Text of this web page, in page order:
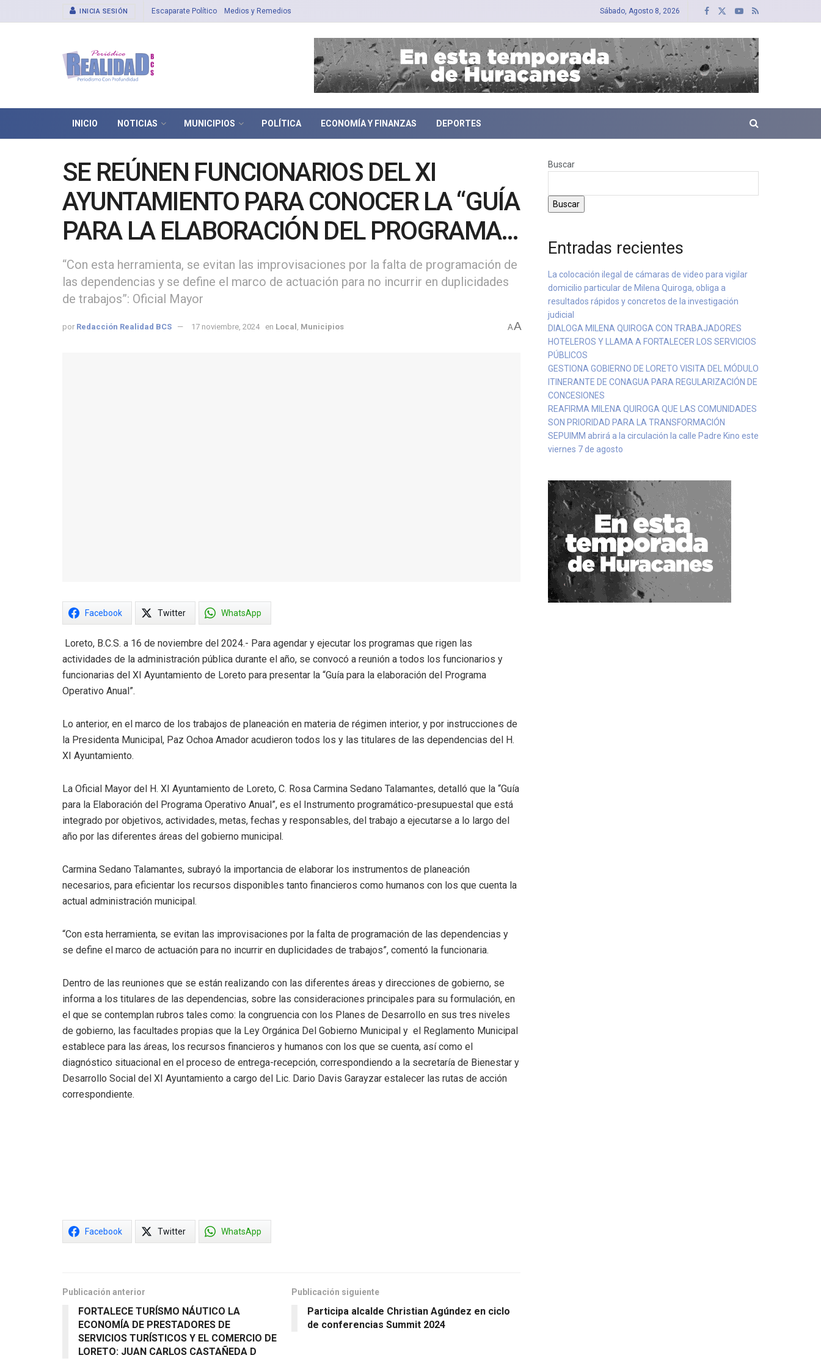
INICIA SESIÓN Escaparate Político Medios y Remedios Sábado, Agosto 8, 2026
INICIO NOTICIAS MUNICIPIOS POLÍTICA ECONOMÍA Y FINANZAS DEPORTES
SE REÚNEN FUNCIONARIOS DEL XI
AYUNTAMIENTO PARA CONOCER LA “GUÍA
PARA LA ELABORACIÓN DEL PROGRAMA
OPERATIVO ANUAL”
“Con esta herramienta, se evitan las improvisaciones por la falta de programación de
las dependencias y se define el marco de actuación para no incurrir en duplicidades
de trabajos”: Oficial Mayor
por Redacción Realidad BCS 17 noviembre, 2024 en Local Municipios AA
Facebook Twitter WhatsApp
Loreto, B.C.S. a 16 de noviembre del 2024.- Para agendar y ejecutar los programas que rigen las
actividades de la administración pública durante el año, se convocó a reunión a todos los funcionarios y
funcionarias del XI Ayuntamiento de Loreto para presentar la “Guía para la elaboración del Programa
Operativo Anual”.
Lo anterior, en el marco de los trabajos de planeación en materia de régimen interior, y por instrucciones de
la Presidenta Municipal, Paz Ochoa Amador acudieron todos los y las titulares de las dependencias del H.
XI Ayuntamiento.
La Oficial Mayor del H. XI Ayuntamiento de Loreto, C. Rosa Carmina Sedano Talamantes, detalló que la “Guía
para la Elaboración del Programa Operativo Anual”, es el Instrumento programático-presupuestal que está
integrado por objetivos, actividades, metas, fechas y responsables, del trabajo a ejecutarse a lo largo del
año por las diferentes áreas del gobierno municipal.
Carmina Sedano Talamantes, subrayó la importancia de elaborar los instrumentos de planeación
necesarios, para eficientar los recursos disponibles tanto financieros como humanos con los que cuenta la
actual administración municipal.
“Con esta herramienta, se evitan las improvisaciones por la falta de programación de las dependencias y
se define el marco de actuación para no incurrir en duplicidades de trabajos”, comentó la funcionaria.
Dentro de las reuniones que se están realizando con las diferentes áreas y direcciones de gobierno, se
informa a los titulares de las dependencias, sobre las consideraciones principales para su formulación, en
el que se contemplan rubros tales como: la congruencia con los Planes de Desarrollo en sus tres niveles
de gobierno, las facultades propias que la Ley Orgánica Del Gobierno Municipal y el Reglamento Municipal
establece para las áreas, los recursos financieros y humanos con los que se cuenta, así como el
diagnóstico situacional en el proceso de entrega-recepción, correspondiendo a la secretaría de Bienestar y
Desarrollo Social del XI Ayuntamiento a cargo del Lic. Dario Davis Garayzar estalecer las rutas de acción
correspondiente.
Facebook Twitter WhatsApp
Publicación anterior
FORTALECE TURÍSMO NÁUTICO LA
ECONOMÍA DE PRESTADORES DE
SERVICIOS TURÍSTICOS Y EL COMERCIO DE
LORETO: JUAN CARLOS CASTAÑEDA D
Publicación siguiente
Participa alcalde Christian Agúndez en ciclo
de conferencias Summit 2024
Buscar
Buscar
Entradas recientes
La colocación ilegal de cámaras de video para vigilar
domicilio particular de Milena Quiroga, obliga a
resultados rápidos y concretos de la investigación
judicial
DIALOGA MILENA QUIROGA CON TRABAJADORES
HOTELEROS Y LLAMA A FORTALECER LOS SERVICIOS
PÚBLICOS
GESTIONA GOBIERNO DE LORETO VISITA DEL MÓDULO
ITINERANTE DE CONAGUA PARA REGULARIZACIÓN DE
CONCESIONES
REAFIRMA MILENA QUIROGA QUE LAS COMUNIDADES
SON PRIORIDAD PARA LA TRANSFORMACIÓN
SEPUIMM abrirá a la circulación la calle Padre Kino este
viernes 7 de agosto